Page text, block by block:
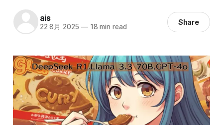
ais
22 8月 2025 —18 min read Share